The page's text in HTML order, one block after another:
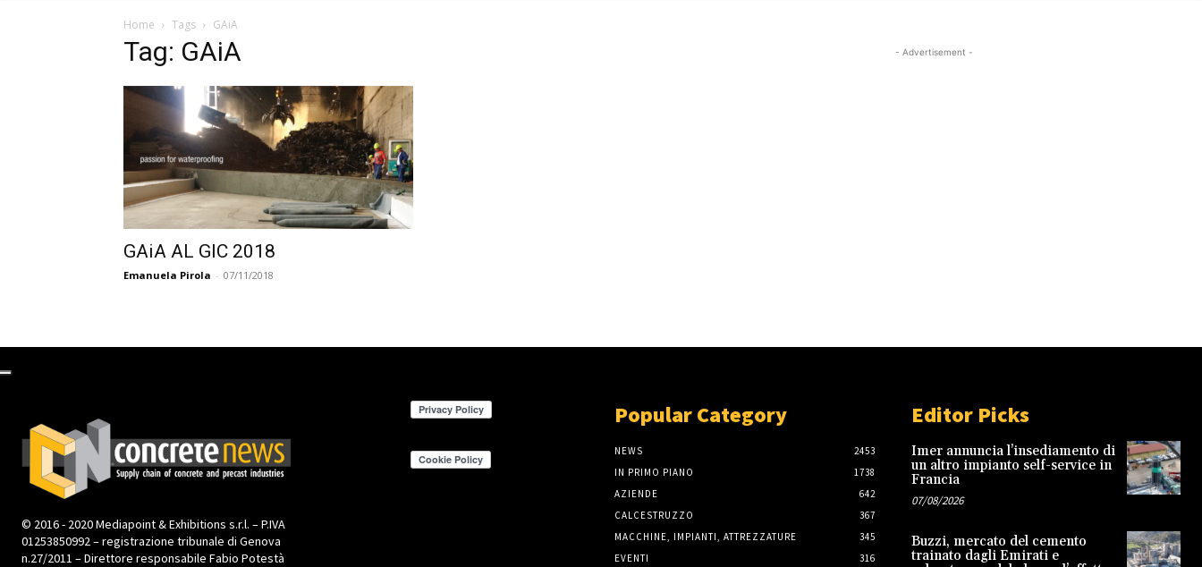
Home Tags GAiA
Tag: GAiA
GAiA AL GIC 2018
Emanuela Pirola - 07/11/2018
- Advertisement -
© 2016 - 2020 Mediapoint & Exhibitions s.r.l. – P.IVA
01253850992 – registrazione tribunale di Genova
n.27/2011 – Direttore responsabile Fabio Potestà
Popular Category
NEWS
2453
IN PRIMO PIANO
1738
AZIENDE
642
CALCESTRUZZO
367
MACCHINE, IMPIANTI, ATTREZZATURE
345
EVENTI
316
Editor Picks
Imer annuncia l’insediamento di
un altro impianto self-service in
Francia
07/08/2026
Buzzi, mercato del cemento
trainato dagli Emirati e